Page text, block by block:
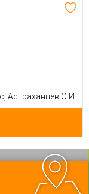
Астраханцев О.И.